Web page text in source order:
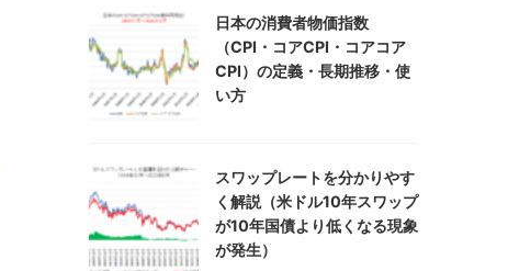
日本の消費者物価指数
（CPI・コアCPI・コアコア
CPI）の定義・長期推移・使
い方
スワップレートを分かりやす
く解説（米ドル10年スワップ
が10年国債より低くなる現象
が発生）